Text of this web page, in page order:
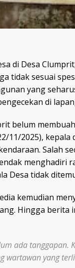
di Desa
tidak sesuai
yang
di
belum
11/2025), kepala
Salah
menghadiri
Desa tidak
kemudian
Hingga berita
ada tanggapan.
wartawan yang